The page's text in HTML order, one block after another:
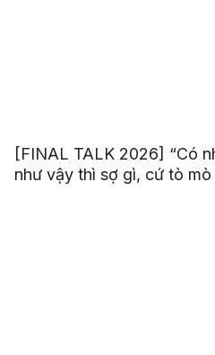
[FINAL TALK 2026] “Có
như vậy thì sợ gì, cứ tò